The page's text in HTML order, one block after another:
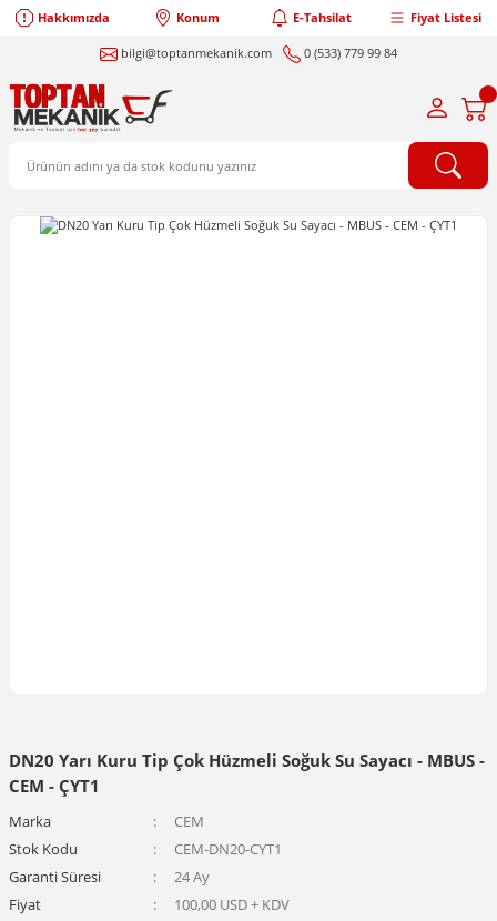
Hakkımızda Konum E-Tahsilat Fiyat Listesi
bilgi@toptanmekanik.com 0 (533) 779 99 84
DN20 Yarı Kuru Tip Çok Hüzmeli Soğuk Su Sayacı - MBUS -
CEM - ÇYT1
Marka
CEM
Stok Kodu
CEM-DN20-CYT1
Garanti Süresi
24 Ay
Fiyat
100,00 USD + KDV